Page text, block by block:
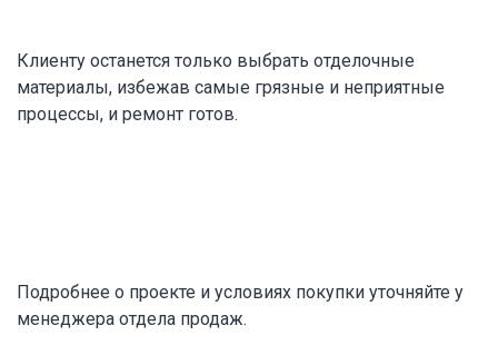
Клиенту останется только выбрать отделочные
материалы, избежав самые грязные и неприятные
процессы, и ремонт готов.
Подробнее о проекте и условиях покупки уточняйте у
менеджера отдела продаж.